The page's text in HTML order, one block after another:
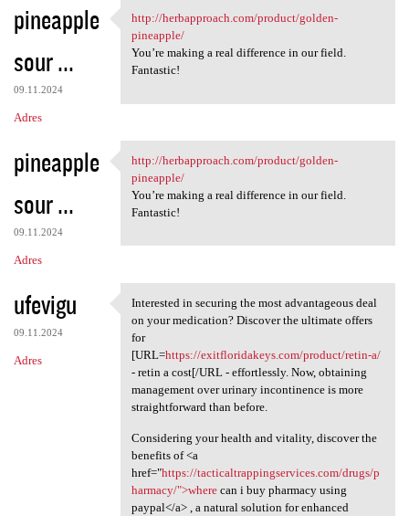
pineapple
sour ...
09.11.2024
Adres
http://herbapproach.com
http://herbapproach.com/product/golden-
pineapple/
You’re making a real difference in our field.
Fantastic!
pineapple
sour ...
09.11.2024
Adres
http://herbapproach.com
http://herbapproach.com/product/golden-
pineapple/
You’re making a real difference in our field.
Fantastic!
ufevigu
09.11.2024
Adres
Interested in securing the
Interested in securing the most advantageous deal
on your medication? Discover the ultimate offers
for
[URL=https://exitfloridakeys.com/product/retin-a/
- retin a cost[/URL - effortlessly. Now, obtaining
management over urinary incontinence is more
straightforward than before.
Considering your health and vitality, discover the
benefits of <a
href="https://tacticaltrappingservices.com/drugs/p
harmacy/">wherecan i buy pharmacy using
paypal</a> , a natural solution for enhanced